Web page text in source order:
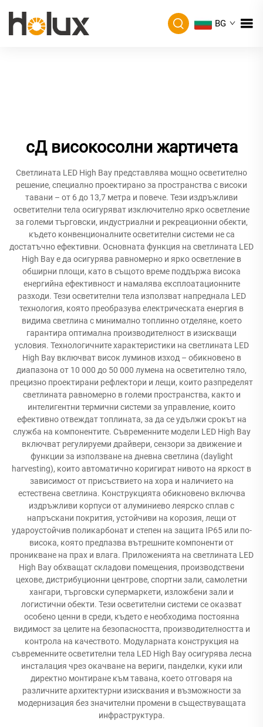
BG
сД високосолни жартичета
Светлината LED High Bay представлява мощно осветително
решение, специално проектирано за пространства с високи
тавани – от 6 до 13,7 метра и повече. Тези издръжливи
осветителни тела осигуряват изключително ярко осветление
за големи търговски, индустриални и рекреационни обекти,
където конвенционалните осветителни системи не са
достатъчно ефективни. Основната функция на светлината LED
High Bay е да осигурява равномерно и ярко осветление в
обширни площи, като в същото време поддържа висока
енергийна ефективност и намалява експлоатационните
разходи. Тези осветителни тела използват напреднала LED
технология, която преобразува електрическата енергия в
видима светлина с минимално топлинно отделяне, което
гарантира оптимална производителност в изискващи
условия. Технологичните характеристики на светлината LED
High Bay включват висок луминов изход – обикновено в
диапазона от 10 000 до 50 000 лумена на осветително тяло,
прецизно проектирани рефлектори и лещи, които разпределят
светлината равномерно в големи пространства, както и
интелигентни термични системи за управление, които
ефективно отвеждат топлината, за да се удължи срокът на
служба на компонентите. Съвременните модели LED High Bay
включват регулируеми драйвери, сензори за движение и
функции за използване на дневна светлина (daylight
harvesting), които автоматично коригират нивото на яркост в
зависимост от присъствието на хора и наличието на
естествена светлина. Конструкцията обикновено включва
издръжливи корпуси от алуминиево леярско сплав с
напръскани покрития, устойчиви на корозия, лещи от
удароустойчив поликарбонат и степен на защита IP65 или по-
висока, която предпазва вътрешните компоненти от
проникване на прах и влага. Приложенията на светлината LED
High Bay обхващат складови помещения, производствени
цехове, дистрибуционни центрове, спортни зали, самолетни
хангари, търговски супермаркети, изложбени зали и
логистични обекти. Тези осветителни системи се оказват
особено ценни в среди, където е необходима постоянна
видимост за целите на безопасността, производителността и
контрола на качеството. Модуларната конструкция на
съвременните осветителни тела LED High Bay осигурява лесна
инсталация чрез окачване на вериги, панделки, куки или
директно монтиране към тавана, което отговаря на
различните архитектурни изисквания и възможности за
модернизация без значителни промени в съществуващата
инфраструктура.